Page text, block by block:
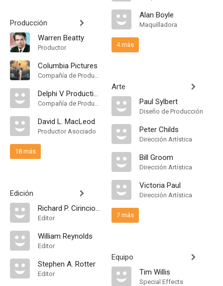
Producción
Warren Beatty
Productor
Columbia Pictures
Compañía de Produccion
Delphi V Productions
Compañía de Produccion
David L. MacLeod
Productor Asociado
18 más
Edición
Richard P. Cirincione
Editor
William Reynolds
Editor
Stephen A. Rotter
Editor
Alan Boyle
Maquilladora
4 más
Arte
Paul Sylbert
Diseño de Producción
Peter Childs
Dirección Artística
Bill Groom
Dirección Artística
Victoria Paul
Dirección Artística
7 más
Equipo
Tim Willis
Special Effects